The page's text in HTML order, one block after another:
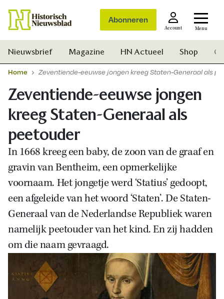
Abonneren
Account Menu
Zoek
Nieuwsbrief Magazine HN Actueel Shop
Home Zeventiende-eeuwse jongen kreeg Staten-Generaal als
Zeventiende-eeuwse jongen
kreeg Staten-Generaal als
peetouder
In 1668 kreeg een baby, de zoon van de graaf en
gravin van Bentheim, een opmerkelijke
voornaam. Het jongetje werd ‘Statius’ gedoopt,
een afgeleide van het woord ‘Staten’. De Staten-
Generaal van de Nederlandse Republiek waren
namelijk peetouder van het kind. En zij hadden
om die naam gevraagd.